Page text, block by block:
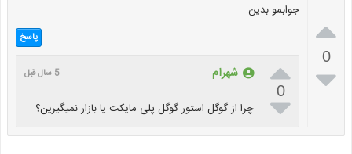

0

جوابمو بدین
پاسخ

0

شهرام 5 سال قبل
چرا از گوگل استور گوگل پلی مایکت یا بازار نمیگیرین؟